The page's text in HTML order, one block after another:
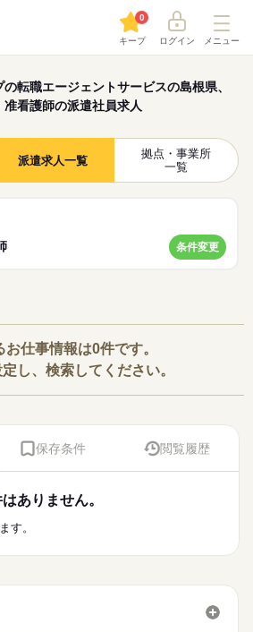
キープ
0
ログイン メニュー
転職エージェントサービスの島根県、
准看護師の派遣社員求人
派遣求人一覧
拠点・事業所
一覧
条件変更
お仕事情報は0件です。
し、検索してください。
保存条件 閲覧履歴
ありません。
す。